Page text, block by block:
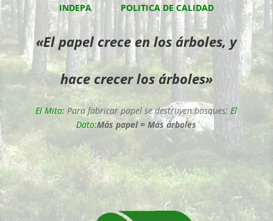
INDEPA
POLITICA DE CALIDAD
«El papel crece en los árboles, y
hace crecer los árboles»
El Mito: Para fabricar papel se destruyen bosques; El
Dato:Más papel = Más árboles